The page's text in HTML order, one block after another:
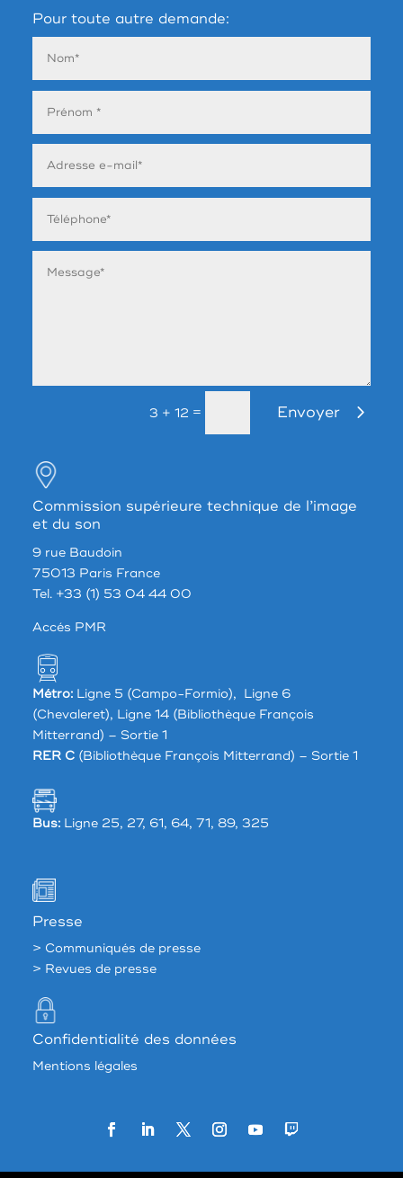
Pour toute autre demande:
3 + 12 = Envoyer
Commission supérieure technique de l’image
et du son
9 rue Baudoin
75013 Paris France
Tel. +33 (1) 53 04 44 00
Accés PMR
Métro:Ligne 5 (Campo-Formio), Ligne 6
(Chevaleret), Ligne 14 (Bibliothèque François
Mitterrand) – Sortie 1
RER C(Bibliothèque François Mitterrand) – Sortie 1
Bus:Ligne 25, 27, 61, 64, 71, 89, 325
Presse
> Communiqués de presse
> Revues de presse
Confidentialité des données
Mentions légales